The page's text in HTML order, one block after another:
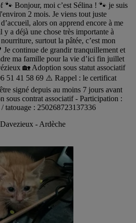
🐾 Bonjour, moi c’est Sélina ! 🐾 je suis
2 mois. Je viens tout juste
alors on apprend encore à me
a déjà une chose très importante à
surtout la pâtée, c’est mon
continue de grandir tranquillement et
ma famille pour la vie d’ici fin juillet
🏡 Adoption sous statut associatif
51 41 58 69 ⚠️ Rappel : le certificat
signé depuis au moins 7 jours avant
sous contrat associatif - Participation :
tatouage : 250268723137336
- Ardèche